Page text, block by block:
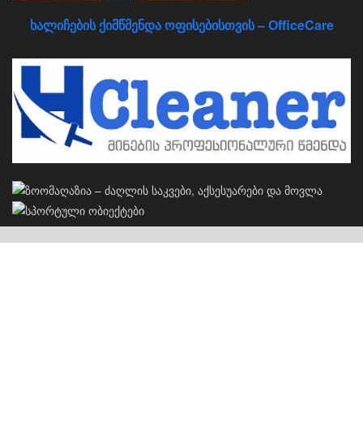
ხალიჩების ქიმწმენდა ოფისებისთვის – OfficeCare